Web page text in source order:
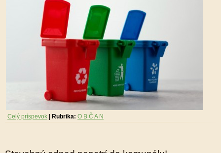
Celý príspevok Rubrika: O B Č A N